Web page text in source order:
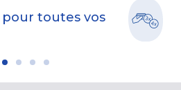
pour toutes vos